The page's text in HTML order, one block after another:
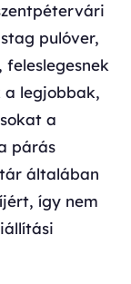
pulóver,
a legjobbak,
a
párás
általában
így nem